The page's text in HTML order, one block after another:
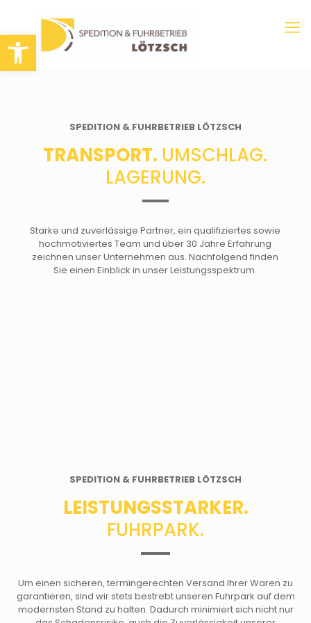
Werkzeugleiste öffnen
SPEDITION & FUHRBETRIEB LÖTZSCH
TRANSPORT. UMSCHLAG.
LAGERUNG.
Starke und zuverlässige Partner, ein qualifiziertes sowie
hochmotiviertes Team und über 30 Jahre Erfahrung
zeichnen unser Unternehmen aus. Nachfolgend finden
Sie einen Einblick in unser Leistungsspektrum.
SPEDITION & FUHRBETRIEB LÖTZSCH
LEISTUNGSSTARKER.
FUHRPARK.
Um einen sicheren, termingerechten Versand Ihrer Waren zu
garantieren, sind wir stets bestrebt unseren Fuhrpark auf dem
modernsten Stand zu halten. Dadurch minimiert sich nicht nur